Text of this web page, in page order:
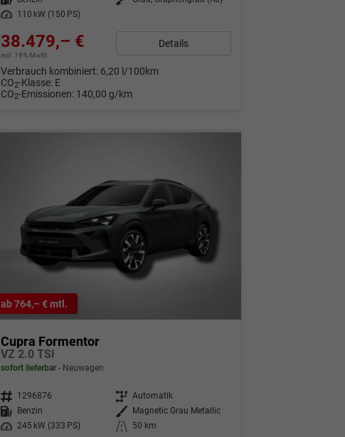
Leistung
110 kW (150 PS)
38.479,– €
incl. 19% MwSt.
Details
Verbrauch kombiniert: 6,20 l/100km
CO2-Klasse: E
CO2-Emissionen: 140,00 g/km
ab 764,– € mtl.
Cupra Formentor
VZ 2.0 TSI
sofort lieferbar Neuwagen
Fahrzeugnr. 1296876 Getriebe Automatik
Kraftstoff
Benzin Außenfarbe
Magnetic Grau Metallic
Leistung
245 kW (333 PS) Kilometerstand 50 km